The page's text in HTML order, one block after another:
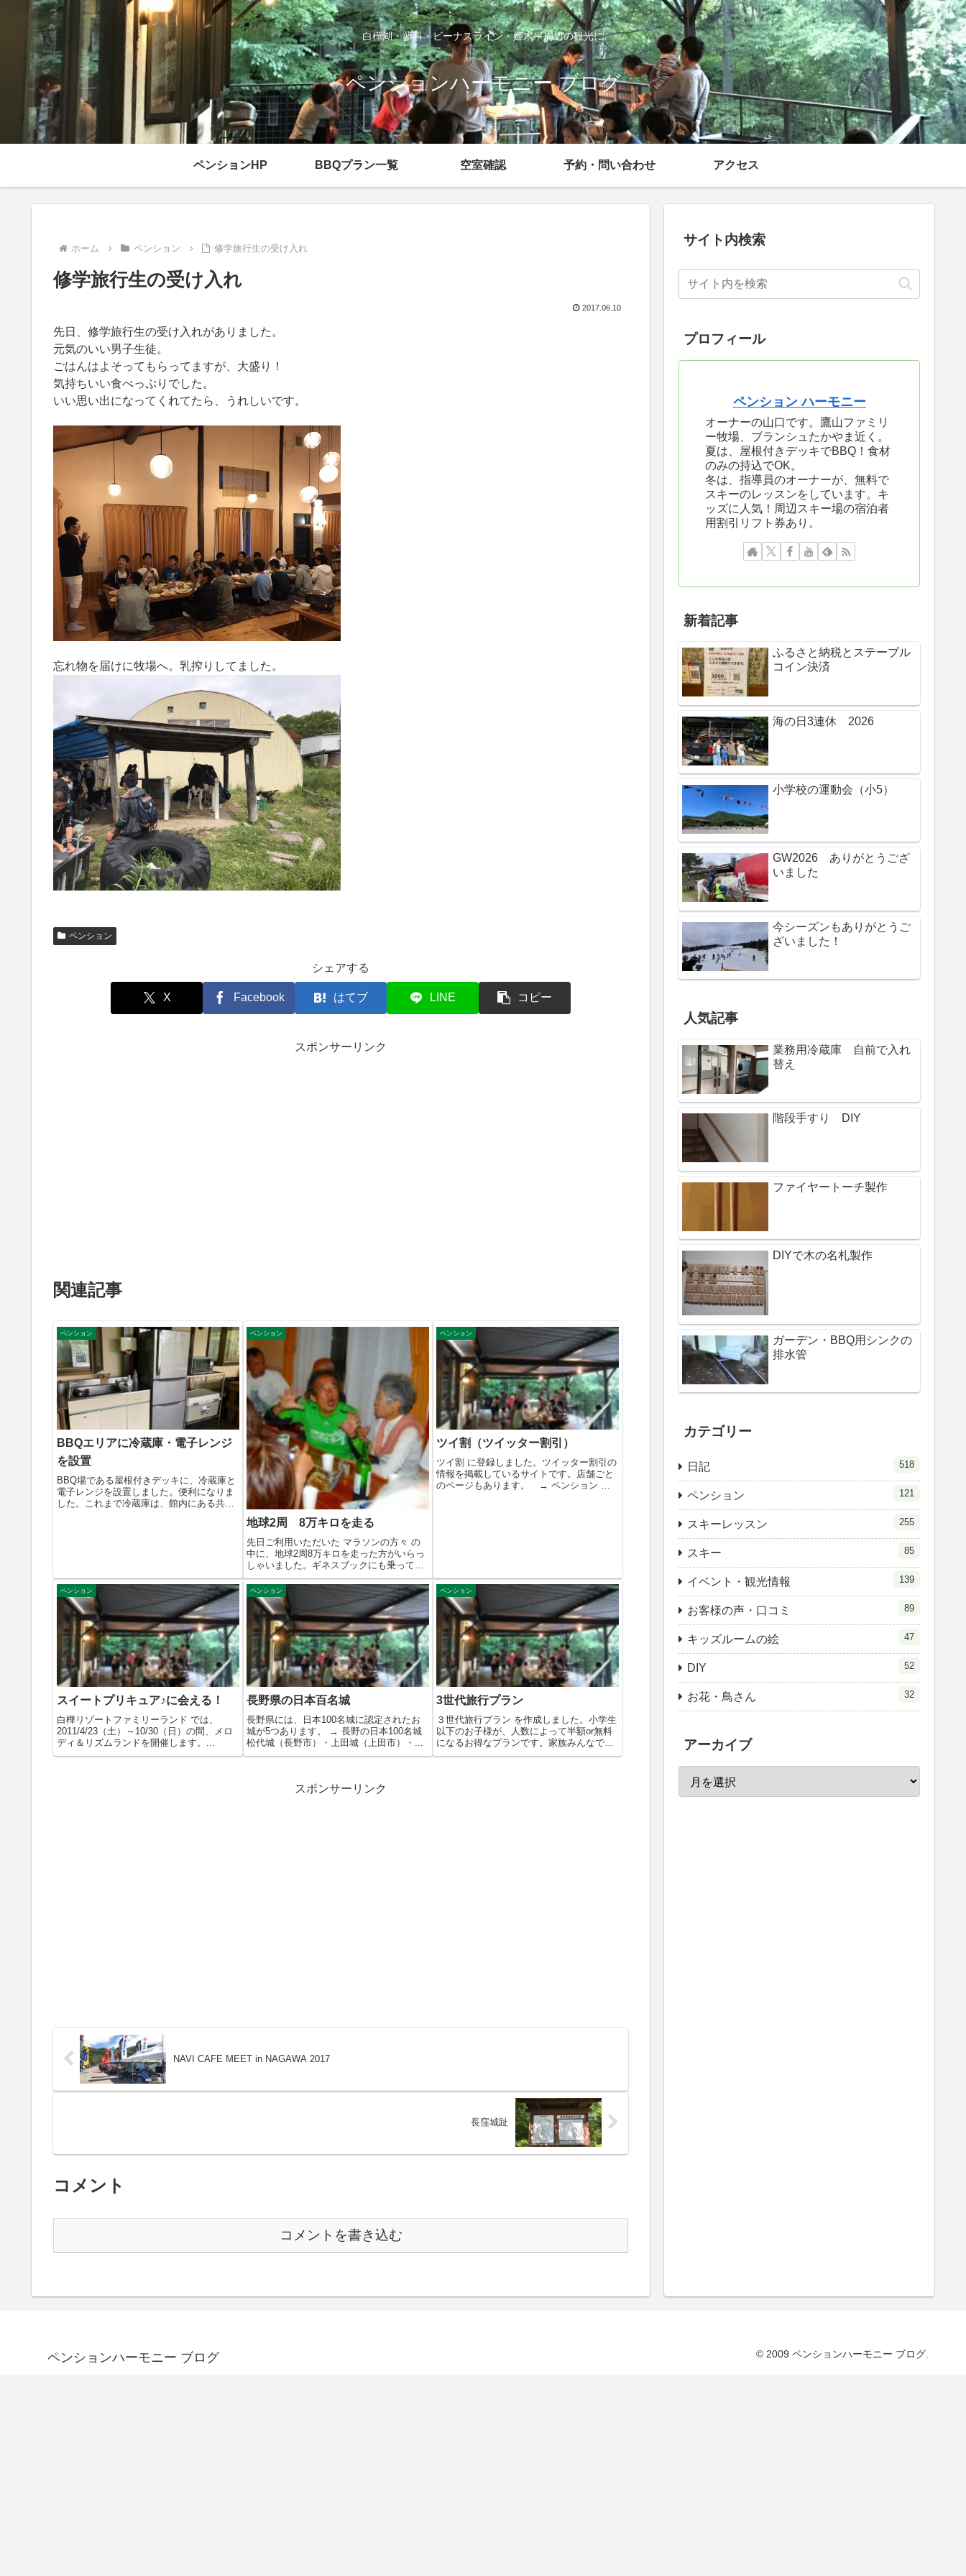
白樺湖・蓼科・ビーナスライン・姫木平周辺の観光に
ペンションハーモニー ブログ
ペンションHP BBQプラン一覧 空室確認 予約・問い合わせ アクセス
ホーム ペンション 修学旅行生の受け入れ
修学旅行生の受け入れ
2017.06.10
先日、修学旅行生の受け入れがありました。
元気のいい男子生徒。
ごはんはよそってもらってますが、大盛り！
気持ちいい食べっぷりでした。
いい思い出になってくれてたら、うれしいです。
忘れ物を届けに牧場へ。乳搾りしてました。
ペンション
シェアする
X Facebook はてブ LINE コピー
スポンサーリンク
関連記事
ペンション
BBQエリアに冷蔵庫・電子レンジ
を設置
BBQ場である屋根付きデッキに、冷蔵庫と
電子レンジを設置しました。便利になりま
した。これまで冷蔵庫は、館内にある共用
ペンション
地球2周 8万キロを走る
先日ご利用いただいた マラソンの方々 の
中に、地球2周8万キロを走った方がいらっ
しゃいました。ギネスブックにも乗ってる
す...
ペンション
ツイ割（ツイッター割引）
ツイ割 に登録しました。ツイッター割引の
情報を掲載しているサイトです。店舗ごと
のページもあります。 → ペンション ハ
ペンション
スイートプリキュア♪に会える！
白樺リゾートファミリーランド では、
2011/4/23（土）～10/30（日）の間、メロ
ディ＆リズムランドを開催します。...
ペンション
長野県の日本百名城
長野県には、日本100名城に認定されたお
城が5つあります。 → 長野の日本100名城
松代城（長野市）・上田城（上田市）・...
ペンション
3世代旅行プラン
３世代旅行プラン を作成しました。小学生
以下のお子様が、人数によって半額or無料
になるお得なプランです。家族みんなで楽
し...
スポンサーリンク
NAVI CAFE MEET in NAGAWA 2017
長窪城趾
コメント
コメントを書き込む
サイト内検索
プロフィール
ペンション ハーモニー
オーナーの山口です。鷹山ファミリ
ー牧場、ブランシュたかやま近く。
夏は、屋根付きデッキでBBQ！食材
のみの持込でOK。
冬は、指導員のオーナーが、無料で
スキーのレッスンをしています。キ
ッズに人気！周辺スキー場の宿泊者
用割引リフト券あり。
新着記事
ふるさと納税とステーブル
コイン決済
海の日3連休 2026
小学校の運動会（小5）
GW2026 ありがとうござ
いました
今シーズンもありがとうご
ざいました！
人気記事
業務用冷蔵庫 自前で入れ
替え
階段手すり DIY
ファイヤートーチ製作
DIYで木の名札製作
ガーデン・BBQ用シンクの
排水管
カテゴリー
日記 518
ペンション 121
スキーレッスン 255
スキー 85
イベント・観光情報 139
お客様の声・口コミ 89
キッズルームの絵 47
DIY 52
お花・鳥さん 32
アーカイブ
ペンションハーモニー ブログ © 2009 ペンションハーモニー ブログ.